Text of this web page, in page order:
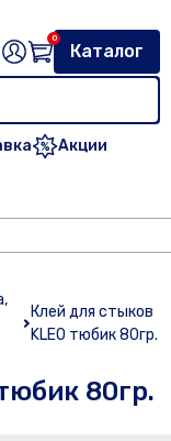
Акции
Каталог
0
Клей для стыков
KLEO тюбик 80гр.
80гр.